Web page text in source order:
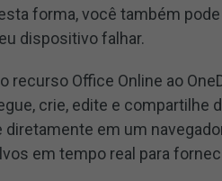
forma, você também
dispositivo falhar.
recurso Office Online ao
crie, edite e compartilhe
diretamente em um
em tempo real para